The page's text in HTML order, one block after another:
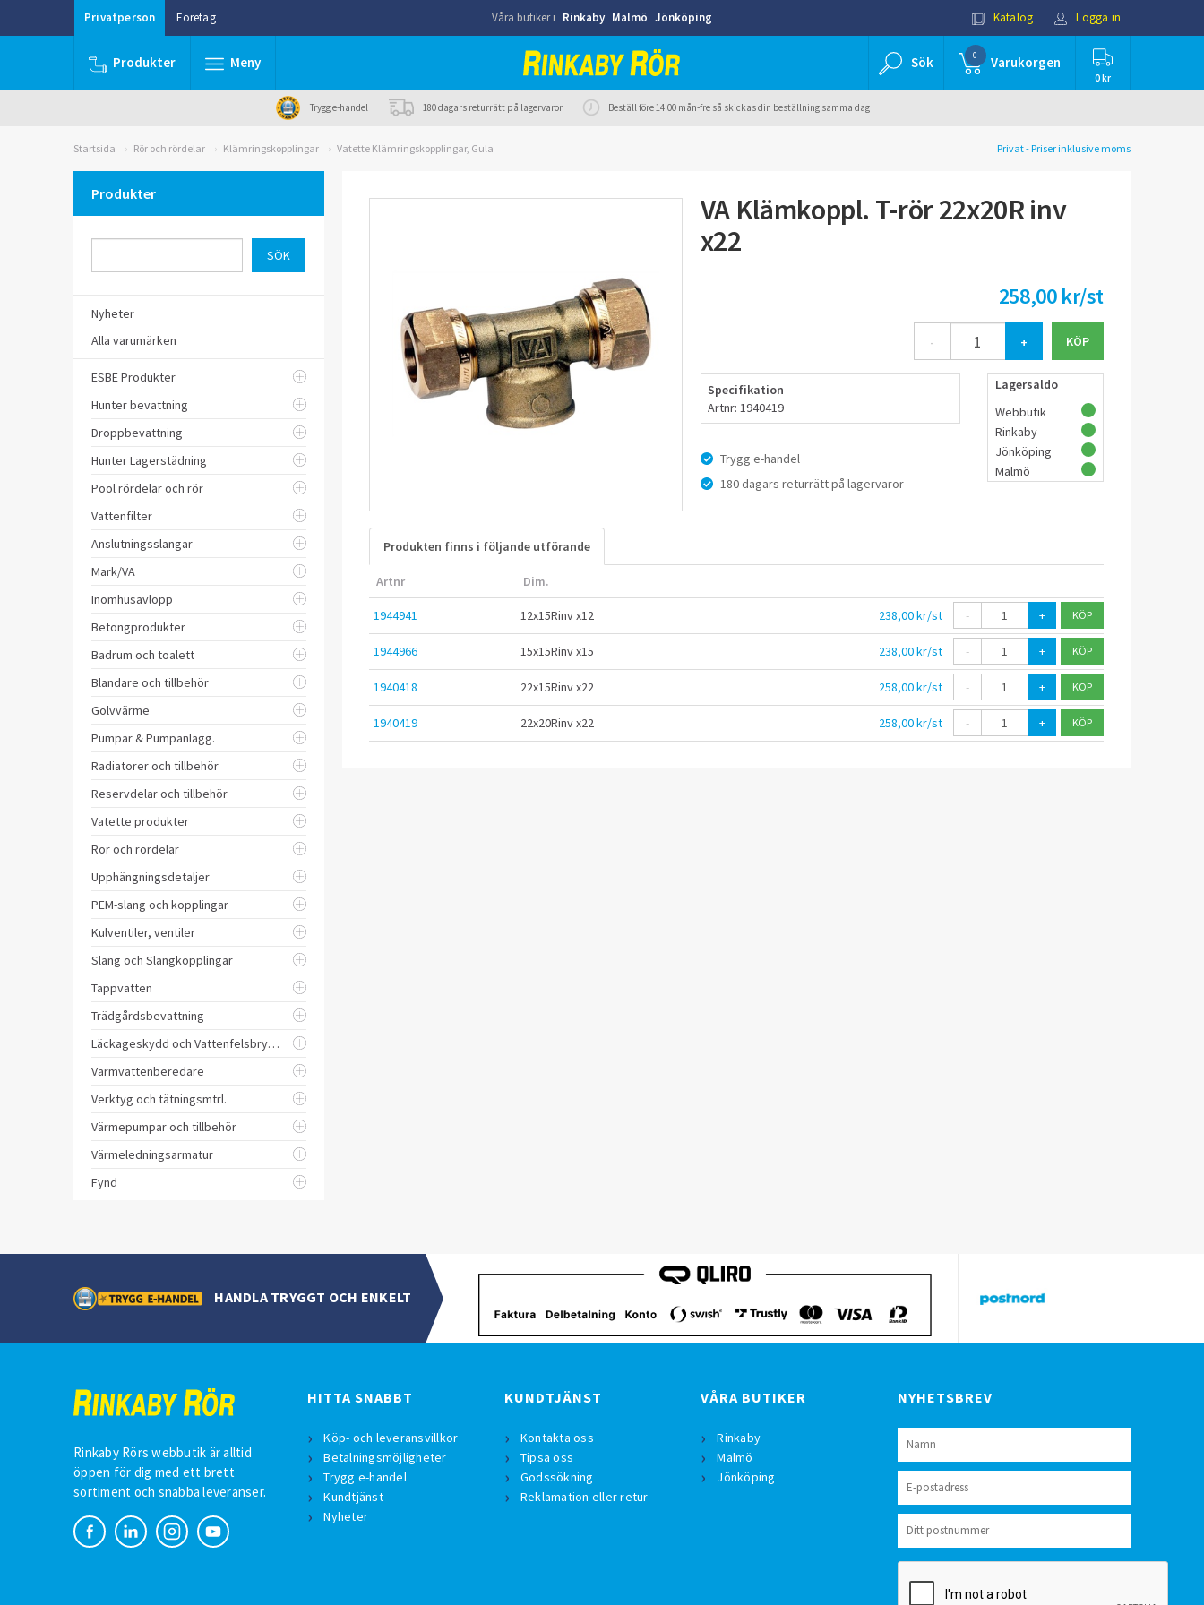
Privatperson Företag Våra butiker i Rinkaby Malmö Jönköping Katalog Logga in
Produkter Meny Sök 0 Varukorgen
0 kr
Trygg e-handel 180 dagars returrätt på lagervaror Beställ före 14.00 mån-fre så skickas din beställning samma dag
Startsida Rör och rördelar Klämringskopplingar Vatette Klämringskopplingar, Gula Privat - Priser inklusive moms
Produkter
Nyheter
Alla varumärken
ESBE Produkter
Hunter bevattning
Droppbevattning
Hunter Lagerstädning
Pool rördelar och rör
Vattenfilter
Anslutningsslangar
Mark/VA
Inomhusavlopp
Betongprodukter
Badrum och toalett
Blandare och tillbehör
Golvvärme
Pumpar & Pumpanlägg.
Radiatorer och tillbehör
Reservdelar och tillbehör
Vatette produkter
Rör och rördelar
Upphängningsdetaljer
PEM-slang och kopplingar
Kulventiler, ventiler
Slang och Slangkopplingar
Tappvatten
Trädgårdsbevattning
Läckageskydd och Vattenfelsbrytare
Varmvattenberedare
Verktyg och tätningsmtrl.
Värmepumpar och tillbehör
Värmeledningsarmatur
Fynd
VA Klämkoppl. T-rör 22x20R inv
x22
258,00 kr/st
- +
Specifikation
Artnr: 1940419
Trygg e-handel
180 dagars returrätt på lagervaror
Lagersaldo
Webbutik
Rinkaby
Jönköping
Malmö
Produkten finns i följande utförande
Artnr Dim.
1944941 12x15Rinv x12 238,00 kr/st - +
1944966 15x15Rinv x15 238,00 kr/st - +
1940418 22x15Rinv x22 258,00 kr/st - +
1940419 22x20Rinv x22 258,00 kr/st - +
HANDLA TRYGGT OCH ENKELT
Rinkaby Rörs webbutik är alltid
öppen för dig med ett brett
sortiment och snabba leveranser.
HITTA SNABBT
Köp- och leveransvillkor
Betalningsmöjligheter
Trygg e-handel
Kundtjänst
Nyheter
KUNDTJÄNST
Kontakta oss
Tipsa oss
Godssökning
Reklamation eller retur
VÅRA BUTIKER
Rinkaby
Malmö
Jönköping
NYHETSBREV